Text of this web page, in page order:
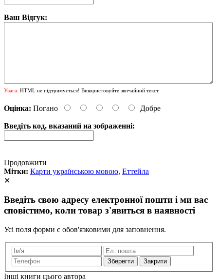
Ваш Відгук:
Увага: HTML не підтримується! Використовуйте звичайний текст.
Оцінка: Погано Добре
Введіть код, вказаний на зображенні:
Продовжити
Мітки: Карти українською мовою, Еттейла
✕
Введіть свою адресу електронної пошти і ми вас
сповістимо, коли товар з'явиться в наявності
Усі поля форми є обов'язковими для заповнення.
Закрити
Інші книги цього автора